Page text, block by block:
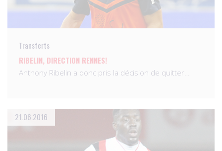
Transferts
RIBELIN, DIRECTION RENNES!
Anthony Ribelin a donc pris la décision de quitter…
21.06.2016